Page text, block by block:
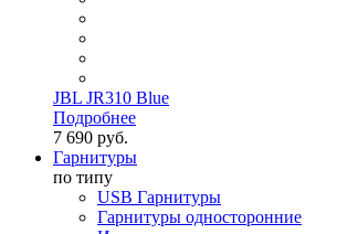
JBL JR310 Blue
Подробнее
7 690 руб.
Гарнитуры
по типу
USB Гарнитуры
Гарнитуры односторонние